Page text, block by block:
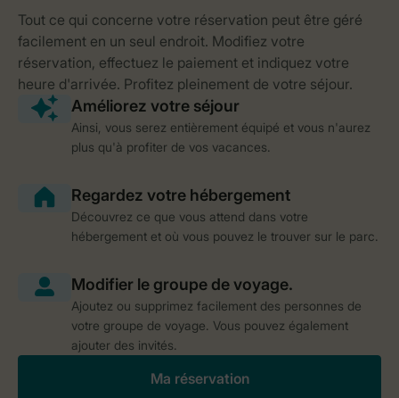
Ainsi, vous serez entièrement équipé et vous n'aurez
plus qu'à profiter de vos vacances.
Découvrez ce que vous attend dans votre
hébergement et où vous pouvez le trouver sur le parc.
Ajoutez ou supprimez facilement des personnes de
votre groupe de voyage. Vous pouvez également
ajouter des invités.
Ma réservation